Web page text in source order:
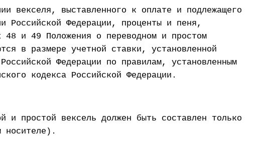
векселя, выставленного к оплате и подлежащего
Российской Федерации, проценты и пеня,
48 и 49 Положения о переводном и простом
в размере учетной ставки, установленной
Федерации по правилам, установленным
кодекса Российской Федерации.
и простой вексель должен быть составлен только
носителе).